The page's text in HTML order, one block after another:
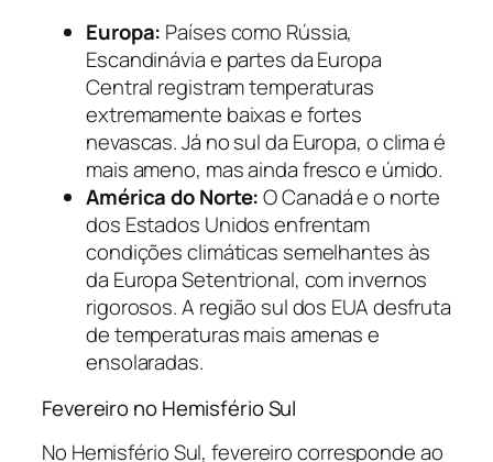
Europa: Países como Rússia,
Escandinávia e partes da Europa
Central registram temperaturas
extremamente baixas e fortes
nevascas. Já no sul da Europa, o clima é
mais ameno, mas ainda fresco e úmido.
América do Norte:O Canadá e o norte
dos Estados Unidos enfrentam
condições climáticas semelhantes às
da Europa Setentrional, com invernos
rigorosos. A região sul dos EUA desfruta
de temperaturas mais amenas e
ensolaradas.
Fevereiro no Hemisfério Sul
No Hemisfério Sul, fevereiro corresponde ao